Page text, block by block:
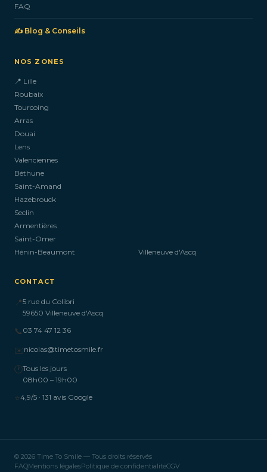
FAQ
✍️ Blog & Conseils
NOS ZONES
📍 Lille
Roubaix
Tourcoing
Arras
Douai
Lens
Valenciennes
Béthune
Saint-Amand
Hazebrouck
Seclin
Armentières
Saint-Omer
Hénin-Beaumont
Villeneuve d'Ascq
CONTACT
📍5 rue du Colibri
59650 Villeneuve d'Ascq
📞 03 74 47 12 36
✉️nicolas@timetosmile.fr
🕐Tous les jours
08h00 – 19h00
⭐4,9/5 · 131 avis Google
© 2026 Time To Smile — Tous droits réservés
FAQMentions légalesPolitique de confidentialitéCGV